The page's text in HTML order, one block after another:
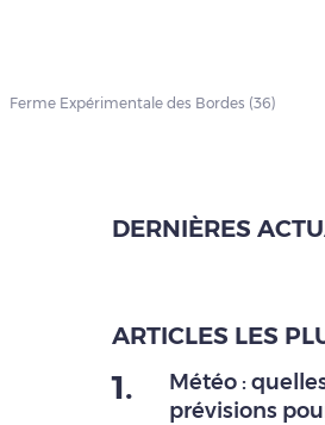
Ferme Expérimentale des Bordes (36)
DERNIÈRES
ARTICLES LES
1.
Météo :
prévisions